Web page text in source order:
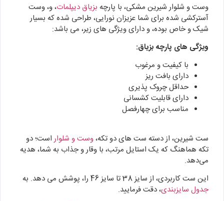
وست و شلوار شیرین مشکی، با پارچه بزیاق دیپلمات، و، وست
آسترکشی شده برای شما عزیزان نورایی، طراحی شده که بسیار
شیک و خاص بوده، و دارای ویژگی های زیر، می باشد:
ویژگی های پارچه بزیاق:
با کیفیت و مرغوب
دارای بافت ریز
حداقل چروک پذیری
دارای قابلیت کشسانی
مناسب برای چهارفصل
ست شیرین، از دسته ست‌ های دو تکه،وست و شلوار است؛ دو
تکه هماهنگ که یک استایل مرتب، با وقار و جذاب به شما، هدیه
می‌دهد.
این ست کاربردی، از سایز 38 تا سایز 46 را، پوشش می دهد. به
جدول سایزبندی، دقت فرمایید.